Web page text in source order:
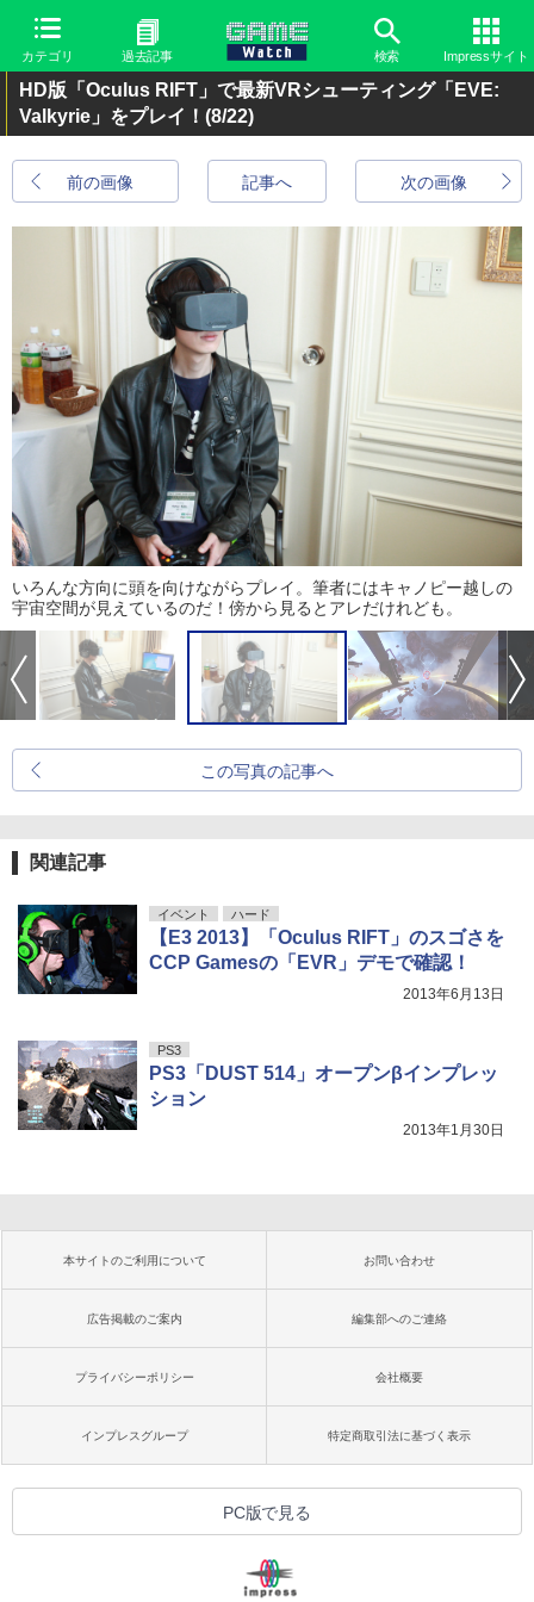
カテゴリ 過去記事 検索 Impressサイト
HD版「Oculus RIFT」で最新VRシューティング「EVE:
Valkyrie」をプレイ！ (8/22)
前の画像 次の画像
記事へ
いろんな方向に頭を向けながらプレイ。筆者にはキャノピー越しの
宇宙空間が見えているのだ！傍から見るとアレだけれども。
この写真の記事へ
関連記事
イベント ハード
【E3 2013】「Oculus RIFT」のスゴさを
CCP Gamesの「EVR」デモで確認！
2013年6月13日
PS3
PS3「DUST 514」オープンβインプレッ
ション
2013年1月30日
本サイトのご利用について お問い合わせ
広告掲載のご案内 編集部へのご連絡
プライバシーポリシー 会社概要
インプレスグループ 特定商取引法に基づく表示
PC版で見る